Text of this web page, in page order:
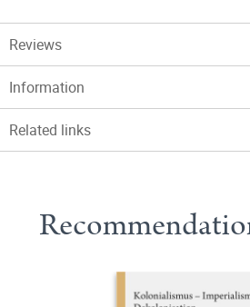
Reviews
Information
Related links